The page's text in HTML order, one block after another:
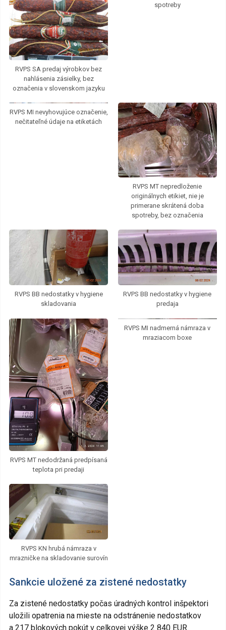
RVPS SA predaj výrobkov bez
nahlásenia zásielky, bez
označenia v slovenskom jazyku
spotreby
RVPS MI nevyhovujúce označenie,
nečitateľné údaje na etiketách
RVPS MT nepredloženie
originálnych etikiet, nie je
primerane skrátená doba
spotreby, bez označenia
RVPS BB nedostatky v hygiene
skladovania
RVPS BB nedostatky v hygiene
predaja
RVPS MT nedodržaná predpísaná
teplota pri predaji
RVPS MI nadmerná námraza v
mraziacom boxe
RVPS KN hrubá námraza v
mrazničke na skladovanie surovín
Sankcie uložené za zistené nedostatky
Za zistené nedostatky počas úradných kontrol inšpektori
uložili opatrenia na mieste na odstránenie nedostatkov
a 217 blokových pokút v celkovej výške 2 840 EUR.